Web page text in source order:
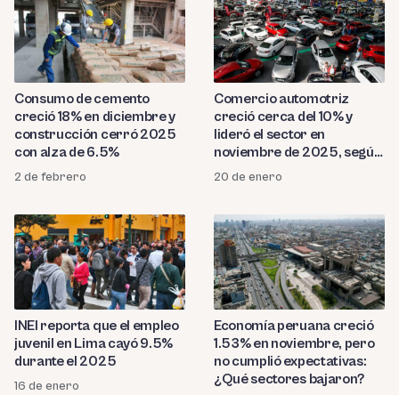
Consumo de cemento
creció 18% en diciembre y
construcción cerró 2025
con alza de 6.5%
2 de febrero
Comercio automotriz
creció cerca del 10% y
lideró el sector en
noviembre de 2025, según
el INEI
20 de enero
INEI reporta que el empleo
juvenil en Lima cayó 9.5%
durante el 2025
16 de enero
Economía peruana creció
1.53% en noviembre, pero
no cumplió expectativas:
¿Qué sectores bajaron?